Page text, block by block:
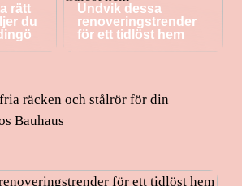
rätt
du
Undvik dessa
renoveringstrender
för ett tidlöst hem
räcken och stålrör för din
Bauhaus